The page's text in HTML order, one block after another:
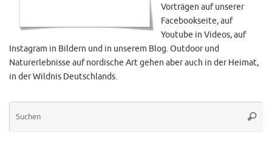
Vorträgen auf unserer
Facebookseite, auf
Youtube in Videos, auf
Instagram in Bildern und in unserem Blog. Outdoor und
Naturerlebnisse auf nordische Art gehen aber auch in der Heimat,
in der Wildnis Deutschlands.